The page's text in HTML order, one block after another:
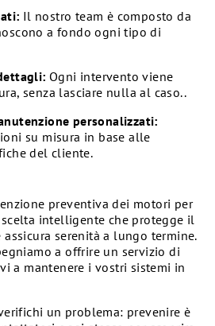
Il nostro team è composto da
a fondo ogni tipo di
Ogni intervento viene
senza lasciare nulla al caso..
personalizzati:
su misura in base alle
del cliente.
preventiva dei motori per
intelligente che protegge il
serenità a lungo termine.
a offrire un servizio di
a mantenere i vostri sistemi in
un problema: prevenire è